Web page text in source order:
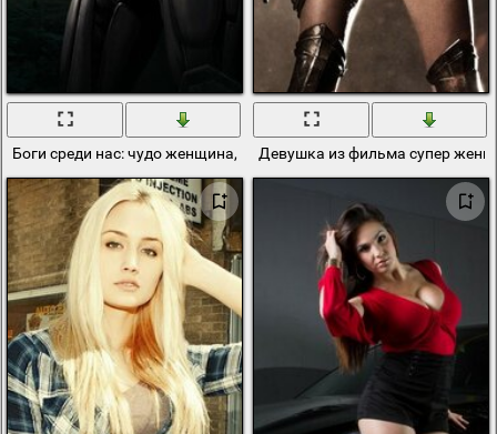
Боги среди нас: чудо женщина, супермен, бэтмен
Девушка из фильма супер